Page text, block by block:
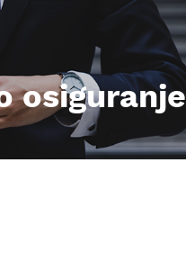
osiguranje